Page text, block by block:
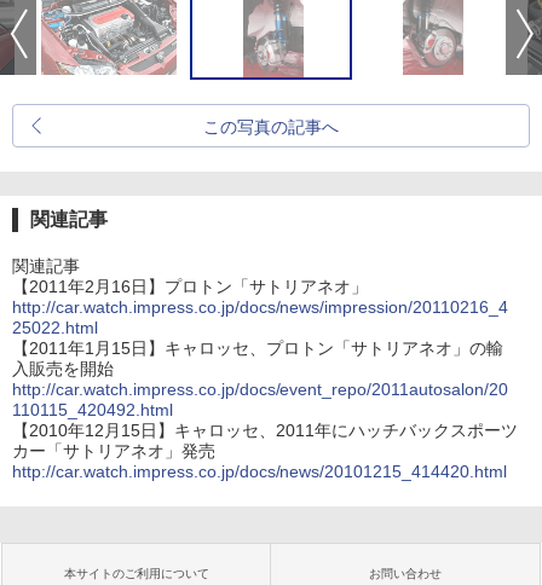
この写真の記事へ
関連記事
関連記事
【2011年2月16日】プロトン「サトリアネオ」
http://car.watch.impress.co.jp/docs/news/impression/20110216_4
25022.html
【2011年1月15日】キャロッセ、プロトン「サトリアネオ」の輸
入販売を開始
http://car.watch.impress.co.jp/docs/event_repo/2011autosalon/20
110115_420492.html
【2010年12月15日】キャロッセ、2011年にハッチバックスポーツ
カー「サトリアネオ」発売
http://car.watch.impress.co.jp/docs/news/20101215_414420.html
本サイトのご利用について お問い合わせ